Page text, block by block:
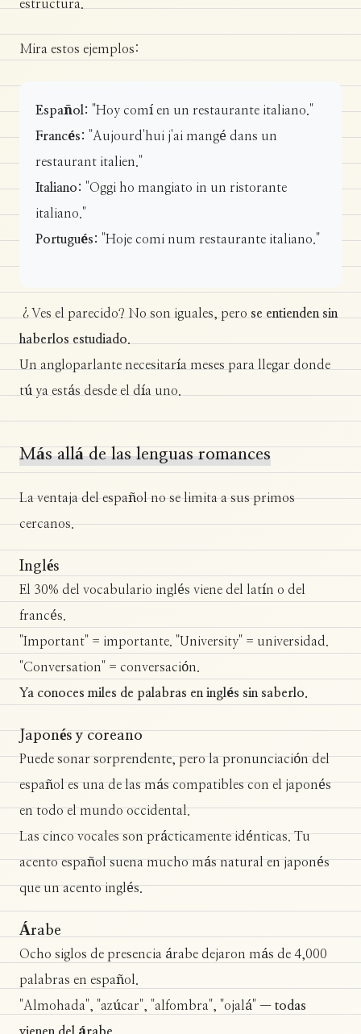
estructura.
Mira estos ejemplos:
Español: "Hoy comí en un restaurante italiano."
Francés: "Aujourd'hui j'ai mangé dans un
restaurant italien."
Italiano: "Oggi ho mangiato in un ristorante
italiano."
Portugués: "Hoje comi num restaurante italiano."
¿Ves el parecido? No son iguales, pero se entienden sin
haberlos estudiado
Un angloparlante necesitaría meses para llegar donde
tú ya estás desde el día uno.
Más allá de las lenguas romances
La ventaja del español no se limita a sus primos
cercanos.
Inglés
El 30% del vocabulario inglés viene del latín o del
francés.
"Important" = importante. "University" = universidad.
"Conversation" = conversación.
Ya conoces miles de palabras en inglés sin saberlo.
Japonés y coreano
Puede sonar sorprendente, pero la pronunciación del
español es una de las más compatibles con el japonés
en todo el mundo occidental.
Las cinco vocales son prácticamente idénticas. Tu
acento español suena mucho más natural en japonés
que un acento inglés.
Árabe
Ocho siglos de presencia árabe dejaron más de 4,000
palabras en español.
"Almohada", "azúcar", "alfombra", "ojalá" — todas